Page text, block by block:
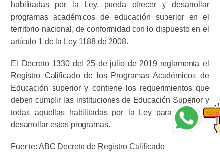
habilitadas por la Ley, pueda ofrecer y desarrollar
programas académicos de educación superior en el
territorio nacional, de conformidad con lo dispuesto en el
artículo 1 de la Ley 1188 de 2008.
El Decreto 1330 del 25 de julio de 2019 reglamenta el
Registro Calificado de los Programas Académicos de
Educación superior y contiene los requerimientos que
deben cumplir las instituciones de Educación Superior y
todas aquellas habilitadas por la Ley para ofrecer y
desarrollar estos programas.
Fuente: ABC Decreto de Registro Calificado